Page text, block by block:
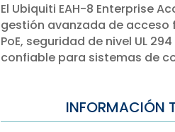
El Ubiquiti EAH-8 Enterprise
gestión avanzada de acceso
PoE, seguridad de nivel UL
confiable para sistemas de
INFORMACIÓN